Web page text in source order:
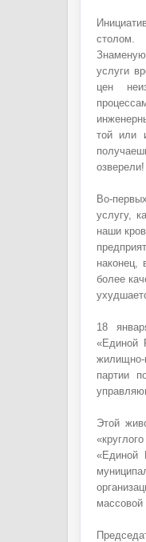
столом.
услуги
цен
той или
Во-
услугу,
наши
наконец,
более
18
«Единой
партии
Этой
«Единой